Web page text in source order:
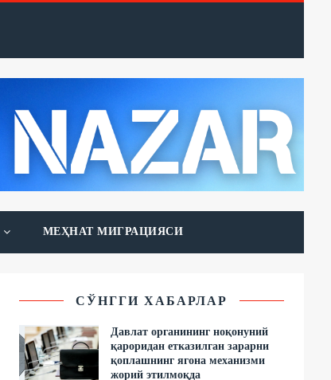
МЕҲНАТ МИГРАЦИЯСИ
СЎНГГИ ХАБАРЛАР
Давлат органининг ноқонуний
қароридан етказилган зарарни
қоплашнинг ягона механизми
жорий этилмоқда